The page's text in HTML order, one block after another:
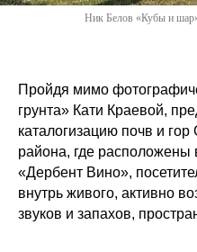
Ник Белов «Кубы и
Пройдя мимо
грунта» Кати Краевой,
каталогизацию почв и
района, где расположены
«Дербент Вино»,
внутрь живого, активно
звуков и запахов,